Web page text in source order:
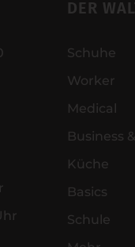
DER
Schuhe
Worker
Medical
Business
Küche
Basics
Schule